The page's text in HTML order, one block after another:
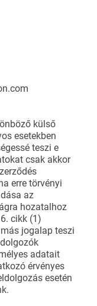
külső
esetekben
teszi e
csak akkor
erre törvényi
az
hozatalhoz
cikk (1)
jogalap teszi
adatait
érvényes
esetén